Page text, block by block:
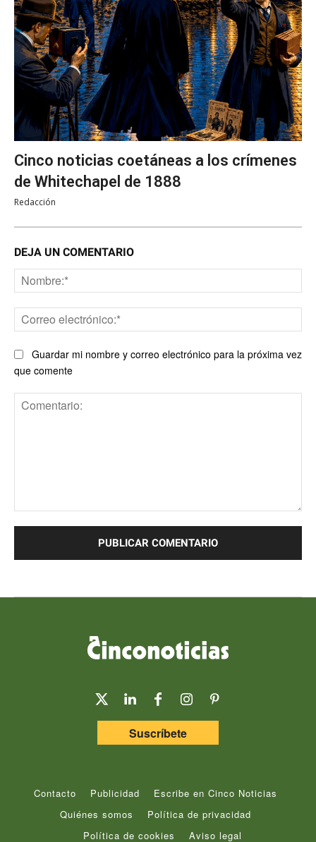
Cinco noticias coetáneas a los crímenes
de Whitechapel de 1888
Redacción
DEJA UN COMENTARIO
Guardar mi nombre y correo electrónico para la próxima vez
que comente
Suscríbete
Contacto Publicidad
Escribe en Cinco Noticias
Quiénes somos
Política de privacidad
Política de cookies
Aviso legal